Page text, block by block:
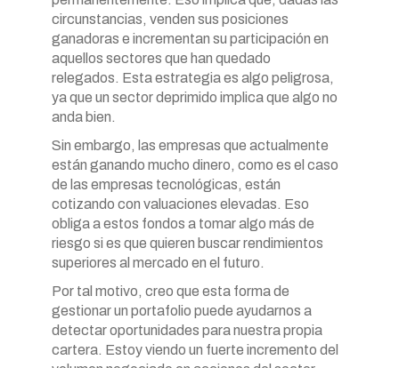
circunstancias, venden sus posiciones
ganadoras e incrementan su participación en
aquellos sectores que han quedado
relegados. Esta estrategia es algo peligrosa,
ya que un sector deprimido implica que algo no
anda bien.
Sin embargo, las empresas que actualmente
están ganando mucho dinero, como es el caso
de las empresas tecnológicas, están
cotizando con valuaciones elevadas. Eso
obliga a estos fondos a tomar algo más de
riesgo si es que quieren buscar rendimientos
superiores al mercado en el futuro.
Por tal motivo, creo que esta forma de
gestionar un portafolio puede ayudarnos a
detectar oportunidades para nuestra propia
cartera. Estoy viendo un fuerte incremento del